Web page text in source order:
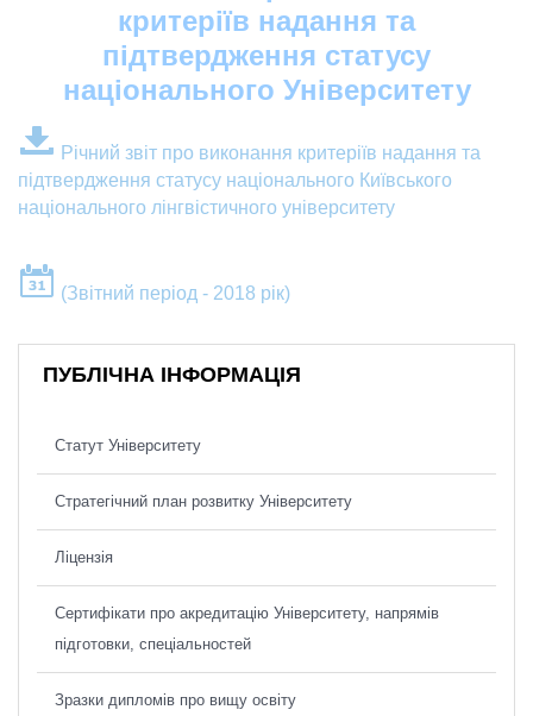
критеріїв надання та
підтвердження статусу
національного Університету
Річний звіт про виконання критеріїв надання та
підтвердження статусу національного Київського
національного лінгвістичного університету
(Звітний період - 2018 рік)
ПУБЛІЧНА ІНФОРМАЦІЯ
Статут Університету
Стратегічний план розвитку Університету
Ліцензія
Сертифікати про акредитацію Університету, напрямів
підготовки, спеціальностей
Зразки дипломів про вищу освіту